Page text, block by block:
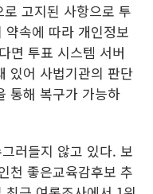
고지된 사항으로 투
속에 따라 개인정보
면 투표 시스템 서버
있어 사법기관의 판단
통해 복구가 가능하
러들지 않고 있다. 보
천 좋은교육감후보 추